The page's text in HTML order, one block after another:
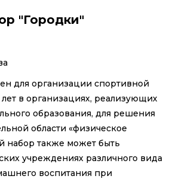
"Городки"
для организации спортивной
в организациях, реализующих
образования, для решения
области «физическое
набор также может быть
учреждениях различного вида
воспитания при